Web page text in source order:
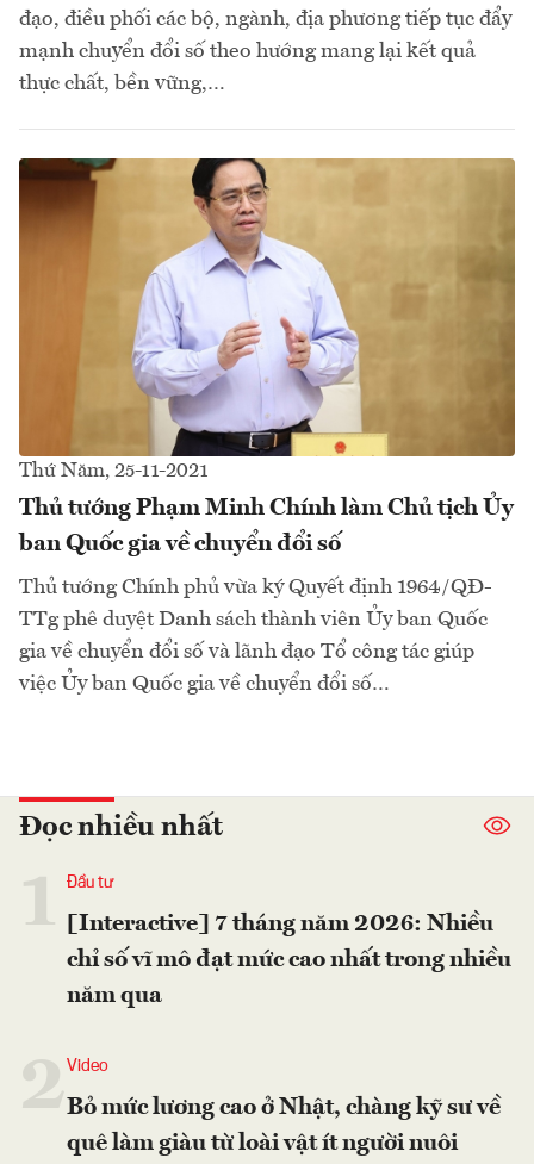
đạo, điều phối các bộ, ngành, địa phương tiếp tục đẩy
mạnh chuyển đổi số theo hướng mang lại kết quả
thực chất, bền vững,…
Thứ Năm, 25-11-2021
Thủ tướng Phạm Minh Chính làm Chủ tịch Ủy
ban Quốc gia về chuyển đổi số
Thủ tướng Chính phủ vừa ký Quyết định 1964/QĐ-
TTg phê duyệt Danh sách thành viên Ủy ban Quốc
gia về chuyển đổi số và lãnh đạo Tổ công tác giúp
việc Ủy ban Quốc gia về chuyển đổi số…
Đọc nhiều nhất
Đầu tư
[Interactive] 7 tháng năm 2026: Nhiều
chỉ số vĩ mô đạt mức cao nhất trong nhiều
năm qua
2Video
Bỏ mức lương cao ở Nhật, chàng kỹ sư về
quê làm giàu từ loài vật ít người nuôi